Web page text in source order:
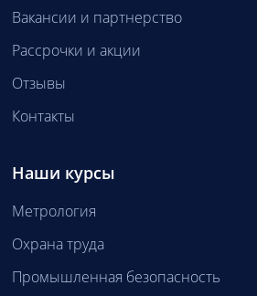
Вакансии и партнерство
Рассрочки и акции
Отзывы
Контакты
Наши курсы
Метрология
Охрана труда
Промышленная безопасность